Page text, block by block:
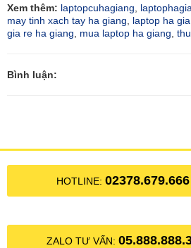
Xem thêm: laptopcuhagiang
may tinh xach tay ha giang
laptop ha
gia re ha giang
mua laptop ha giang
Bình luận:
HOTLINE: 02378.679.666
ZALO TƯ VẤN: